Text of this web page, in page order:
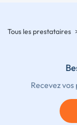
Tous les prestataires
Recevez